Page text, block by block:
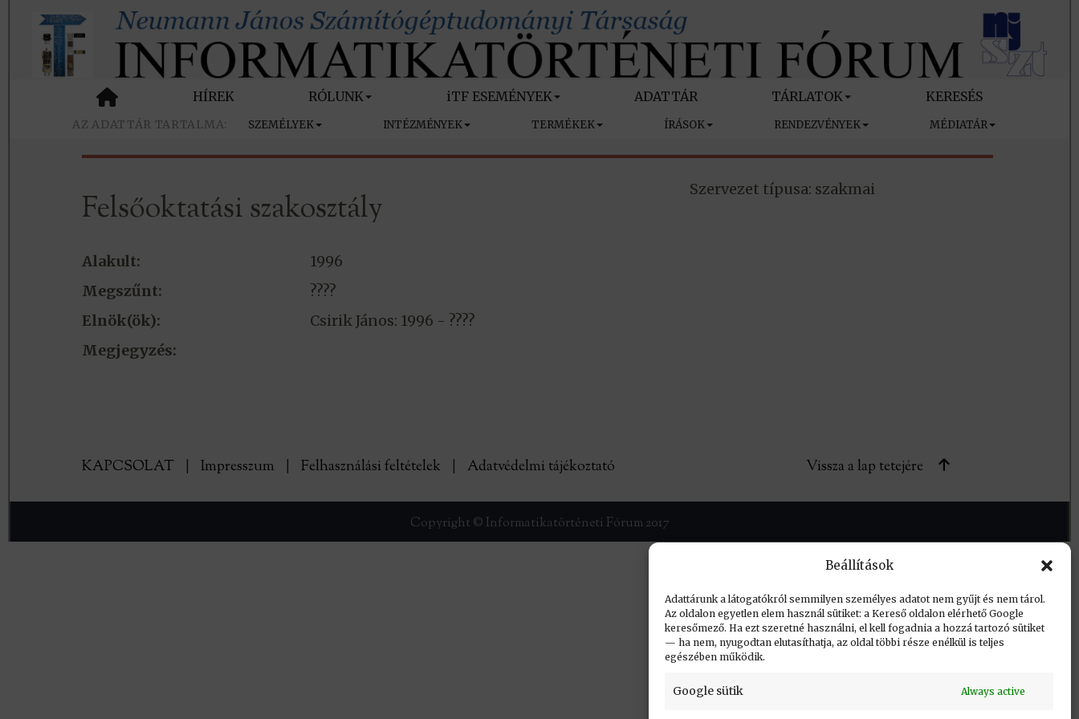
Beállítások
Adattárunk a látogatókról semmilyen személyes adatot nem gyűjt és nem tárol.
Az oldalon egyetlen elem használ sütiket: a Kereső oldalon elérhető Google
keresőmező. Ha ezt szeretné használni, el kell fogadnia a hozzá tartozó sütiket
— ha nem, nyugodtan elutasíthatja, az oldal többi része enélkül is teljes
egészében működik.
Google sütik Always active
HÍREK RÓLUNK iTF ESEMÉNYEK ADATTÁR TÁRLATOK KERESÉS
SZEMÉLYEK INTÉZMÉNYEK TERMÉKEK ÍRÁSOK RENDEZVÉNYEK MÉDIATÁR
Felsőoktatási szakosztály Szervezet típusa: szakmai
Alakult:
1996
Megszűnt:
????
Elnök(ök):
Csirik János: 1996 - ????
Megjegyzés:
KAPCSOLAT Impresszum Felhasználási feltételek Adatvédelmi tájékoztató Vissza a lap tetejére
Copyright © Informatikatörténeti Fórum 2017